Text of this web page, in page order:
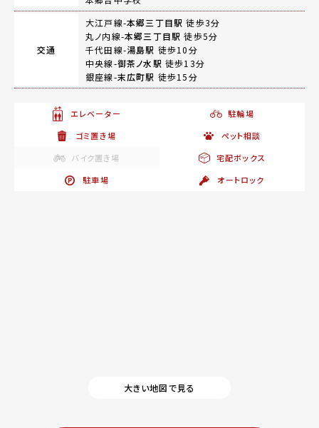
交通
大江戸線-本郷三丁目駅 徒歩3分
丸ノ内線-本郷三丁目駅 徒歩5分
千代田線-湯島駅 徒歩10分
中央線-御茶ノ水駅 徒歩13分
銀座線-末広町駅 徒歩15分
エレベーター
駐輪場
ゴミ置き場
ペット相談
バイク置き場
宅配ボックス
駐車場
オートロック
大きい地図で見る